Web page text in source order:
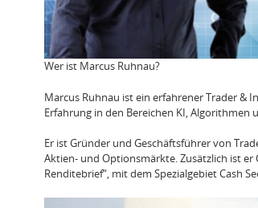
Wer ist Marcus Ruhnau?
Marcus Ruhnau ist ein erfahrener Trader &
Erfahrung in den Bereichen KI, Algorithmen
Er ist Gründer und Geschäftsführer von
Aktien- und Optionsmärkte. Zusätzlich ist er
Renditebrief“, mit dem Spezialgebiet Cash